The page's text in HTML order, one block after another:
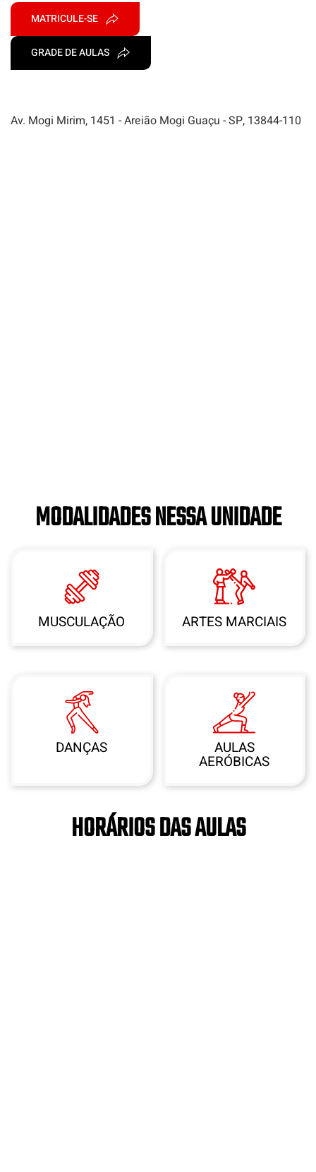
MATRICULE-SE
GRADE DE AULAS
Av. Mogi Mirim, 1451 - Areião Mogi Guaçu - SP, 13844-110
MODALIDADES NESSA UNIDADE
MUSCULAÇÃO ARTES MARCIAIS
DANÇAS AULAS
AERÓBICAS
HORÁRIOS DAS AULAS